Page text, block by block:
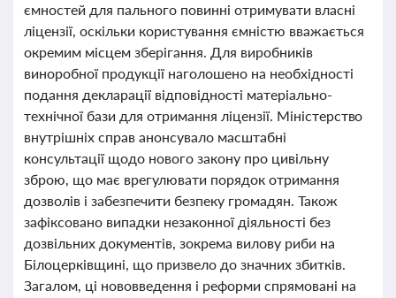
ємностей для пального повинні отримувати власні
ліцензії, оскільки користування ємністю вважається
окремим місцем зберігання. Для виробників
виноробної продукції наголошено на необхідності
подання декларації відповідності матеріально-
технічної бази для отримання ліцензії. Міністерство
внутрішніх справ анонсувало масштабні
консультації щодо нового закону про цивільну
зброю, що має врегулювати порядок отримання
дозволів і забезпечити безпеку громадян. Також
зафіксовано випадки незаконної діяльності без
дозвільних документів, зокрема вилову риби на
Білоцерківщині, що призвело до значних збитків.
Загалом, ці нововведення і реформи спрямовані на